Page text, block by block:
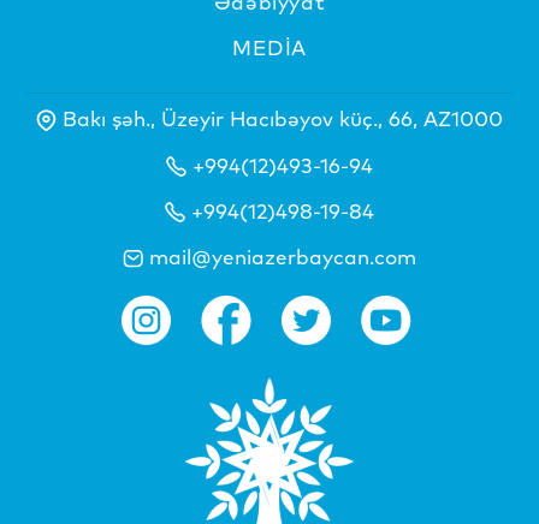
MEDİA
Bakı şəh., Üzeyir Hacıbəyov küç., 66, AZ1000
+994(12)493-16-94
+994(12)498-19-84
mail@yeniazerbaycan.com